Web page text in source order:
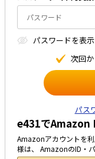
エアコン・換気扇・
太陽光発電ケーブ
材/機器
電源ケーブル／コ
照明・照明器具
電源タップ・延長コ
スイッチ・コンセ
PF管/FEP管/CD管/
パスワードを表
次回
パス
e431でAmazon
Amazonアカウントを
様は、 AmazonのID・